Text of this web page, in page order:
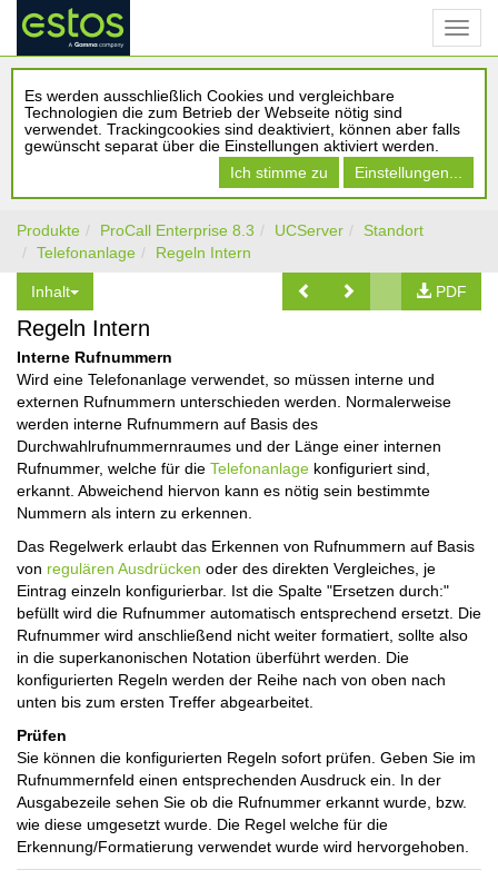
Es werden ausschließlich Cookies und vergleichbare
Technologien die zum Betrieb der Webseite nötig sind
verwendet. Trackingcookies sind deaktiviert, können aber falls
gewünscht separat über die Einstellungen aktiviert werden.
Ich stimme zu
Einstellungen...
Produkte ProCall Enterprise 8.3 UCServer
Standort
Telefonanlage
Regeln Intern
Inhalt PDF
Regeln Intern
Interne Rufnummern
Wird eine Telefonanlage verwendet, so müssen interne und
externen Rufnummern unterschieden werden. Normalerweise
werden interne Rufnummern auf Basis des
Durchwahlrufnummernraumes und der Länge einer internen
Rufnummer, welche für die Telefonanlage konfiguriert sind,
erkannt. Abweichend hiervon kann es nötig sein bestimmte
Nummern als intern zu erkennen.
Das Regelwerk erlaubt das Erkennen von Rufnummern auf Basis
von regulären Ausdrücken oder des direkten Vergleiches, je
Eintrag einzeln konfigurierbar. Ist die Spalte "Ersetzen durch:"
befüllt wird die Rufnummer automatisch entsprechend ersetzt. Die
Rufnummer wird anschließend nicht weiter formatiert, sollte also
in die superkanonischen Notation überführt werden. Die
konfigurierten Regeln werden der Reihe nach von oben nach
unten bis zum ersten Treffer abgearbeitet.
Prüfen
Sie können die konfigurierten Regeln sofort prüfen. Geben Sie im
Rufnummernfeld einen entsprechenden Ausdruck ein. In der
Ausgabezeile sehen Sie ob die Rufnummer erkannt wurde, bzw.
wie diese umgesetzt wurde. Die Regel welche für die
Erkennung/Formatierung verwendet wurde wird hervorgehoben.